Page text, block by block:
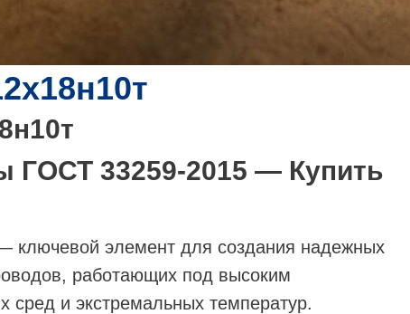
33259-2015 — Купить
ключевой элемент для создания надежных
работающих под высоким
сред и экстремальных температур.